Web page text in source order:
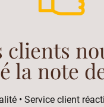
clients
la note
• Service client